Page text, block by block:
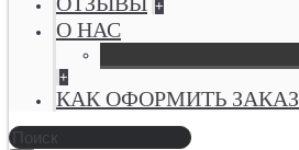
+
О НАС
+
КАК ОФОРМИТЬ ЗАКАЗ